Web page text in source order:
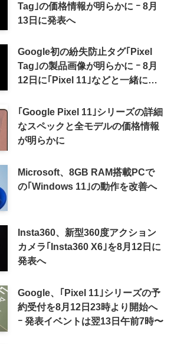
Tag｣の価格情報が明らかに ｰ 8月
13日に発表へ
Google初の紛失防止タグ｢Pixel
Tag｣の製品画像が明らかに ｰ 8月
12日に｢Pixel 11｣などと一緒に発
｢Google Pixel 11｣シリーズの詳細
なスペックと全モデルの価格情報
が明らかに
Microsoft、8GB RAM搭載PCで
の｢Windows 11｣の動作を改善へ
Insta360、新型360度アクション
カメラ｢Insta360 X6｣を8月12日に
発表へ
Google、｢Pixel 11｣シリーズの予
約受付を8月12日23時より開始へ
ｰ 発表イベントは翌13日午前7時〜